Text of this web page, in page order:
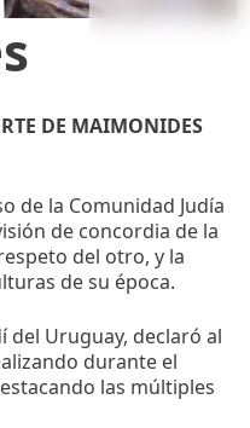
DE MAIMONIDES
de la Comunidad Judía
de concordia de la
del otro, y la
de su época.
del Uruguay, declaró al
durante el
las múltiples